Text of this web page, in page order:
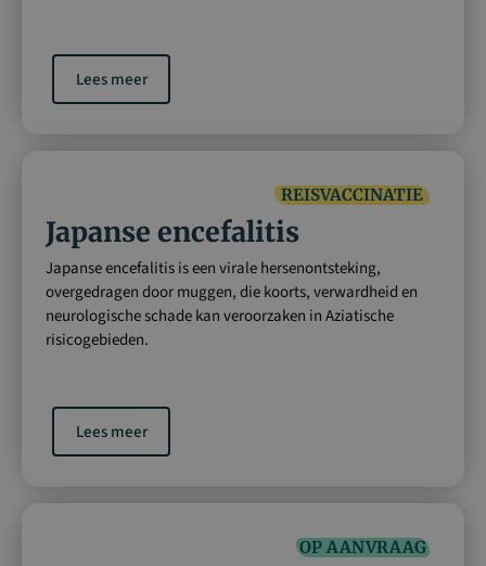
Lees meer
REISVACCINATIE
Japanse encefalitis
Japanse encefalitis is een virale hersenontsteking,
overgedragen door muggen, die koorts, verwardheid en
neurologische schade kan veroorzaken in Aziatische
risicogebieden.
Lees meer
OP AANVRAAG